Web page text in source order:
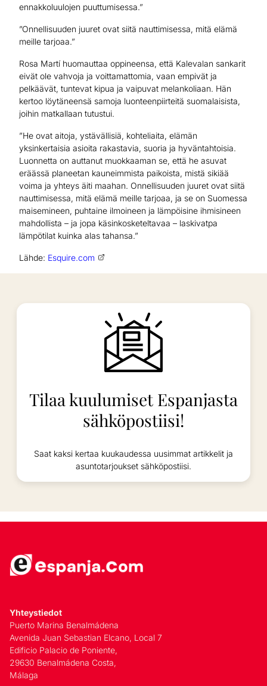
ennakkoluulojen puuttumisessa.”
”Onnellisuuden juuret ovat siitä nauttimisessa, mitä elämä
meille tarjoaa.”
Rosa Martí huomauttaa oppineensa, että Kalevalan sankarit
eivät ole vahvoja ja voittamattomia, vaan empivät ja
pelkäävät, tuntevat kipua ja vaipuvat melankoliaan. Hän
kertoo löytäneensä samoja luonteenpiirteitä suomalaisista,
joihin matkallaan tutustui.
”He ovat aitoja, ystävällisiä, kohteliaita, elämän
yksinkertaisia asioita rakastavia, suoria ja hyväntahtoisia.
Luonnetta on auttanut muokkaaman se, että he asuvat
eräässä planeetan kauneimmista paikoista, mistä sikiää
voima ja yhteys äiti maahan. Onnellisuuden juuret ovat siitä
nauttimisessa, mitä elämä meille tarjoaa, ja se on Suomessa
maisemineen, puhtaine ilmoineen ja lämpöisine ihmisineen
mahdollista – ja jopa käsinkosketeltavaa – laskivatpa
lämpötilat kuinka alas tahansa.”
Lähde: Esquire.com
Tilaa kuulumiset Espanjasta
sähköpostiisi!
Saat kaksi kertaa kuukaudessa uusimmat artikkelit ja
asuntotarjoukset sähköpostiisi.
Yhteystiedot
Puerto Marina Benalmádena
Avenida Juan Sebastian Elcano, Local 7
Edificio Palacio de Poniente,
29630 Benalmádena Costa,
Málaga